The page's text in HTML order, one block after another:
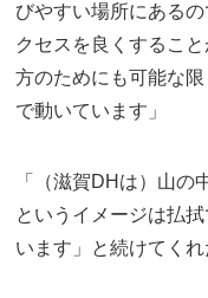
びやすい場所にある
クセスを良くするこ
方のためにも可能な
で動いています」
「（滋賀DHは）山の
というイメージは払
います」と続けてくれ